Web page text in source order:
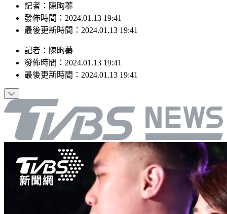
記者：陳昫蓁
發佈時間：2024.01.13 19:41
記者：陳昫蓁
發佈時間：2024.01.13 19:41